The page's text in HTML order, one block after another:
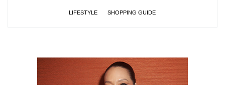
LIFESTYLE SHOPPING GUIDE